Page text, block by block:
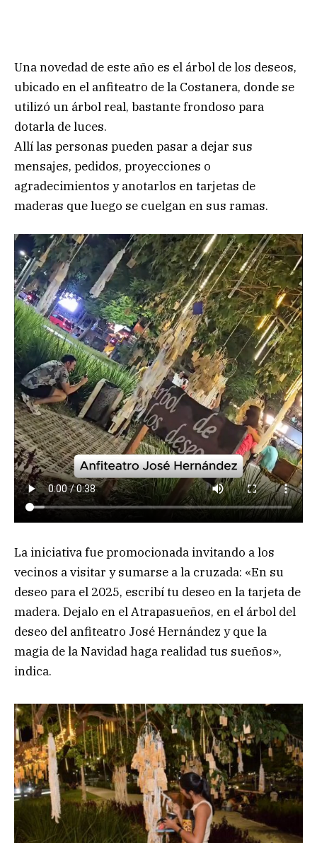
Una novedad de este año es el árbol de los deseos,
ubicado en el anfiteatro de la Costanera, donde se
utilizó un árbol real, bastante frondoso para
dotarla de luces.
Allí las personas pueden pasar a dejar sus
mensajes, pedidos, proyecciones o
agradecimientos y anotarlos en tarjetas de
maderas que luego se cuelgan en sus ramas.
La iniciativa fue promocionada invitando a los
vecinos a visitar y sumarse a la cruzada: «En su
deseo para el 2025, escribí tu deseo en la tarjeta de
madera. Dejalo en el Atrapasueños, en el árbol del
deseo del anfiteatro José Hernández y que la
magia de la Navidad haga realidad tus sueños»,
indica.